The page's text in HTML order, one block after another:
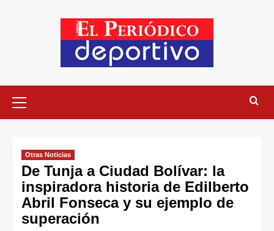
Otras Noticias
De Tunja a Ciudad Bolívar: la
inspiradora historia de Edilberto
Abril Fonseca y su ejemplo de
superación